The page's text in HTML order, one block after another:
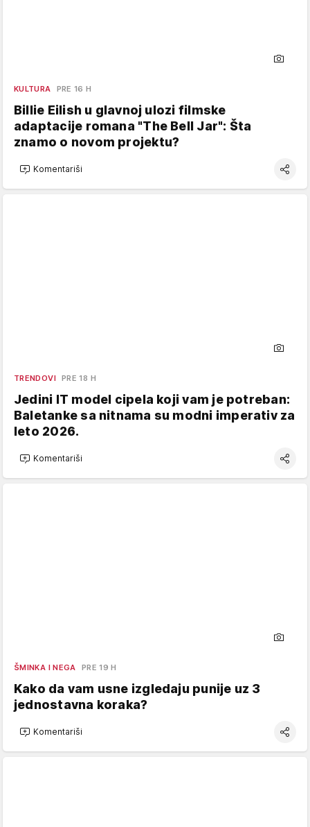
KULTURA PRE 16 H
Billie Eilish u glavnoj ulozi filmske
adaptacije romana "The Bell Jar": Šta
znamo o novom projektu?
Komentariši
TRENDOVI PRE 18 H
Jedini IT model cipela koji vam je potreban:
Baletanke sa nitnama su modni imperativ za
leto 2026.
Komentariši
ŠMINKA I NEGA PRE 19 H
Kako da vam usne izgledaju punije uz 3
jednostavna koraka?
Komentariši